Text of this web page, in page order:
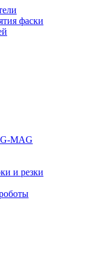
фаски
MAG
и резки